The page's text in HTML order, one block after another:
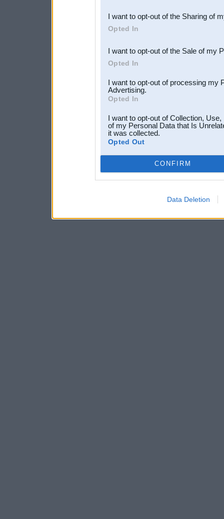
Downstream Participants
third parties.
I want to opt-out of the Sharing of
Opted In
I want to opt-out of the Sale of my
Opted In
I want to opt-out of processing my
Advertising.
Opted In
I want to opt-out of Collection,
of my Personal Data that Is
it was collected.
Opted Out
CONFIRM
Data Deletion